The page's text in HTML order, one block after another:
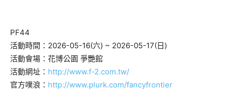
PF44
活動時間：2026-05-16(六) ~ 2026-05-17(日)
活動會場：花博公園 爭艷館
活動網址： http://www.f-2.com.tw/
官方噗浪： http://www.plurk.com/fancyfrontier